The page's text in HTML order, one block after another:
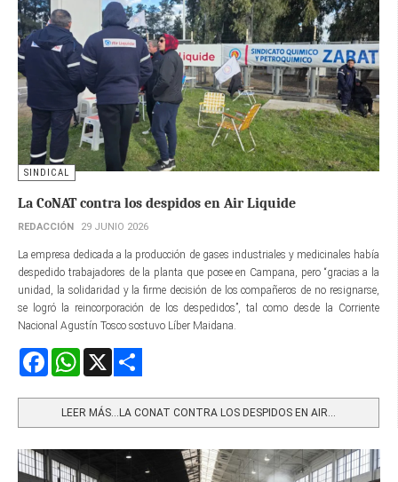
SINDICAL
La CoNAT contra los despidos en Air Liquide
REDACCIÓN 29 JUNIO 2026
La empresa dedicada a la producción de gases industriales y medicinales había
despedido trabajadores de la planta que posee en Campana, pero “gracias a la
unidad, la solidaridad y la firme decisión de los compañeros de no resignarse,
se logró la reincorporación de los despedidos”, tal como desde la Corriente
Nacional Agustín Tosco sostuvo Líber Maidana.
FacebookWhatsApp
LEER MÁS…LA CONAT CONTRA LOS DESPIDOS EN AIR...